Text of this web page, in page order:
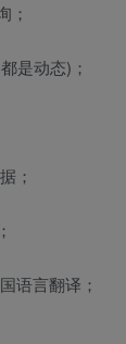
；
是动态)；
；
语言翻译；